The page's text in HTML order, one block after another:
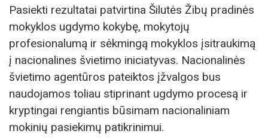
Pasiekti rezultatai patvirtina Šilutės Žibų pradinės
mokyklos ugdymo kokybę, mokytojų
profesionalumą ir sėkmingą mokyklos įsitraukimą
į nacionalines švietimo iniciatyvas. Nacionalinės
švietimo agentūros pateiktos įžvalgos bus
naudojamos toliau stiprinant ugdymo procesą ir
kryptingai rengiantis būsimam nacionaliniam
mokinių pasiekimų patikrinimui.